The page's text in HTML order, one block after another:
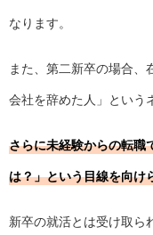
なります。
また、第二新卒の場合、
会社を辞めた人」という
さらに未経験からの転職
は？」という目線を向け
新卒の就活とは受け取ら